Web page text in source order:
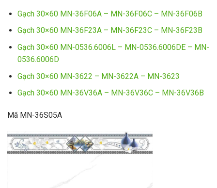
Gạch 30×60 MN-36F06A – MN-36F06C – MN-36F06B
Gạch 30×60 MN-36F23A – MN-36F23C – MN-36F23B
Gạch 30×60 MN-0536.6006L – MN-0536.6006DE – MN-
0536.6006D
Gạch 30×60 MN-3622 – MN-3622A – MN-3623
Gạch 30×60 MN-36V36A – MN-36V36C – MN-36V36B
Mã MN-36S05A